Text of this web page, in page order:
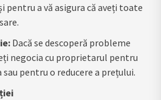
pentru a vă asigura că aveți toate
Dacă se descoperă probleme
negocia cu proprietarul pentru
pentru o reducere a prețului.